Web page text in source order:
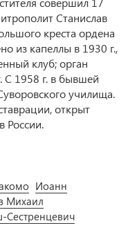
Станислав
креста ордена
из капеллы в 1930 г.,
клуб; орган
С 1958 г. в бывшей
училища.
открыт
России.
Иоанн
Михаил
Сестренцевич